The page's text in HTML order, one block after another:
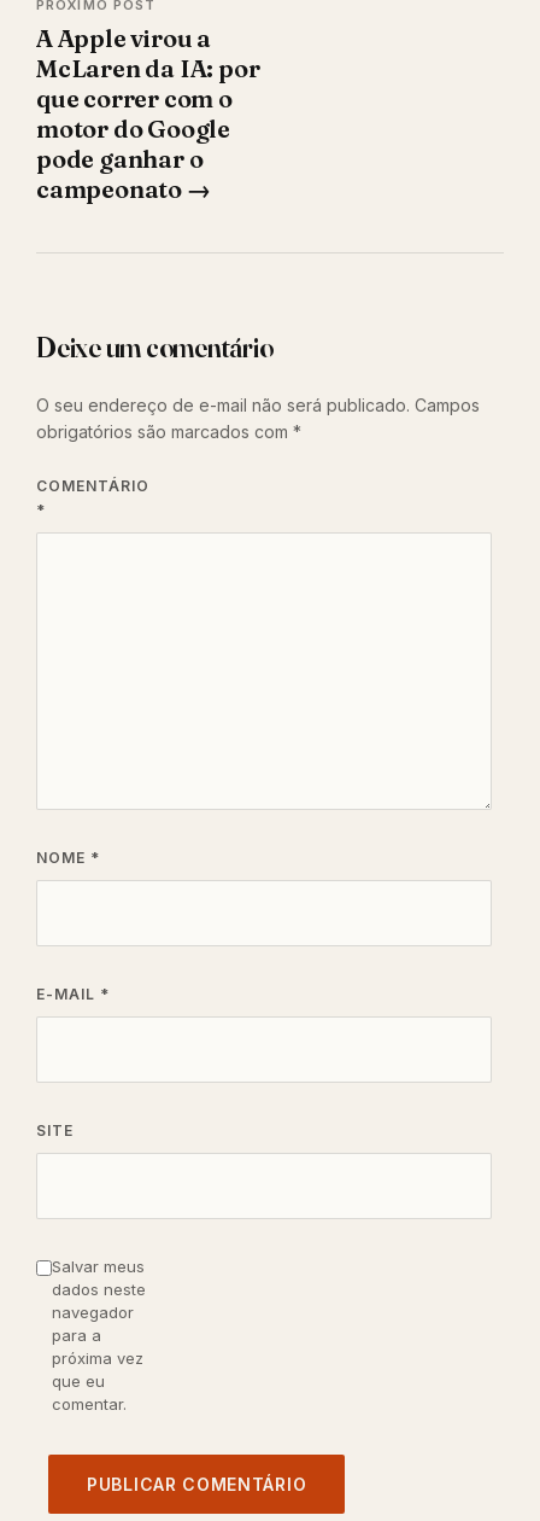
A Apple virou a
McLaren da IA: por
que correr com o
motor do Google
pode ganhar o
campeonato →
Deixe um comentário
O seu endereço de e-mail não será publicado. Campos
obrigatórios são marcados com *
COMENTÁRIO
*
NOME *
E-MAIL *
SITE
Salvar meus
dados neste
navegador
para a
próxima vez
que eu
comentar.